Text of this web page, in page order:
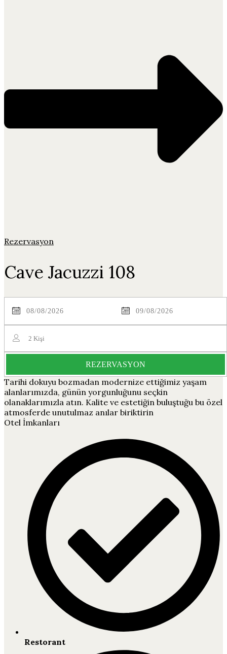
Rezervasyon
Cave Jacuzzi 108
2 Kişi
REZERVASYON
Tarihi dokuyu bozmadan modernize ettiğimiz yaşam
alanlarımızda, günün yorgunluğunu seçkin
olanaklarımızla atın. Kalite ve estetiğin buluştuğu bu özel
atmosferde unutulmaz anılar biriktirin
Otel İmkanları
Restorant